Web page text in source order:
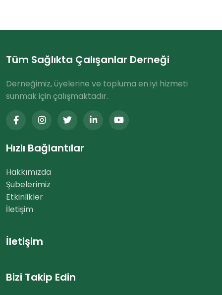
Tüm Sağlıkta Çalışanlar Derneği
Derneğimiz, üyelerine ve topluma en iyi hizmeti
sunmak için çalışmaktadır.
Hızlı Bağlantılar
Hakkımızda
Şubelerimiz
Etkinlikler
İletişim
İletişim
Bizi Takip Edin